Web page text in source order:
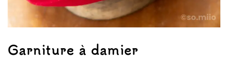
Garniture à damier